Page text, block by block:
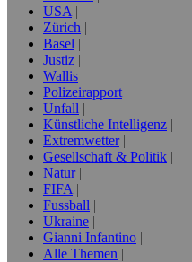
USA
Zürich
Basel
Justiz
Wallis
Polizeirapport
Unfall
Künstliche Intelligenz
Extremwetter
Gesellschaft & Politik
Natur
FIFA
Fussball
Ukraine
Gianni Infantino
Alle Themen